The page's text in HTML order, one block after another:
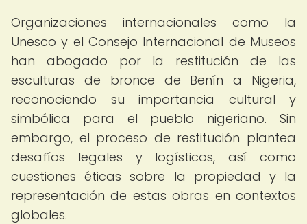
Organizaciones internacionales como la
Unesco y el Consejo Internacional de Museos
han abogado por la restitución de las
esculturas de bronce de Benín a Nigeria,
reconociendo su importancia cultural y
simbólica para el pueblo nigeriano. Sin
embargo, el proceso de restitución plantea
desafíos legales y logísticos, así como
cuestiones éticas sobre la propiedad y la
representación de estas obras en contextos
globales.